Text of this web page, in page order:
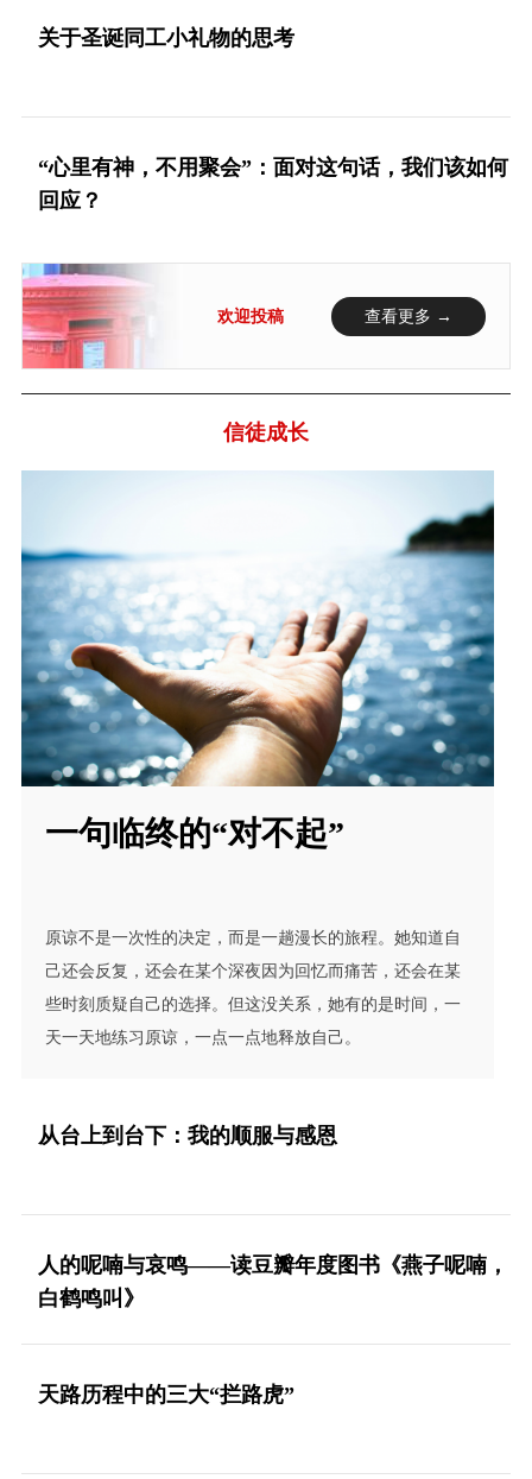
关于圣诞同工小礼物的思考
“心里有神，不用聚会”：面对这句话，我们该如何
回应？
欢迎投稿 查看更多 →
信徒成长
一句临终的“对不起”
原谅不是一次性的决定，而是一趟漫长的旅程。她知道自
己还会反复，还会在某个深夜因为回忆而痛苦，还会在某
些时刻质疑自己的选择。但这没关系，她有的是时间，一
天一天地练习原谅，一点一点地释放自己。
从台上到台下：我的顺服与感恩
人的呢喃与哀鸣——读豆瓣年度图书《燕子呢喃，
白鹤鸣叫》
天路历程中的三大“拦路虎”